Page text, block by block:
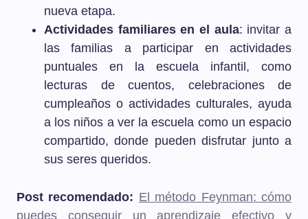
nueva etapa.
Actividades familiares en el aula: invitar a
las familias a participar en actividades
puntuales en la escuela infantil, como
lecturas de cuentos, celebraciones de
cumpleaños o actividades culturales, ayuda
a los niños a ver la escuela como un espacio
compartido, donde pueden disfrutar junto a
sus seres queridos.
Post recomendado: El método Feynman: cómo
puedes conseguir un aprendizaje efectivo y